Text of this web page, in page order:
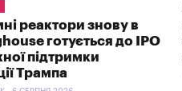
реактори знову в
готується до IPO
підтримки
Трампа